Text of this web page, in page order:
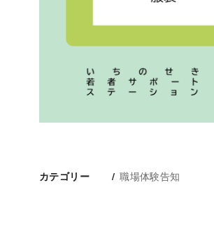
カテゴリー 職場体験告知